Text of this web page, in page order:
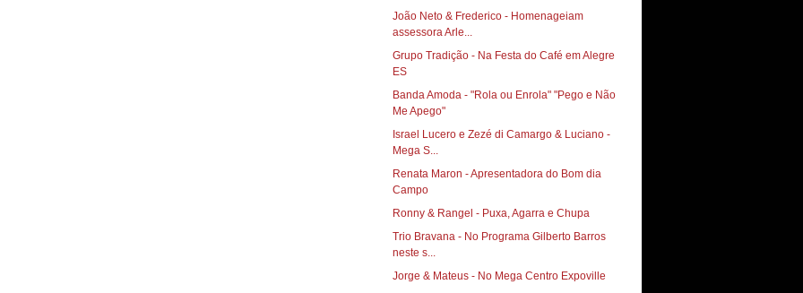
João Neto & Frederico - Homenageiam
assessora Arle...
Grupo Tradição - Na Festa do Café em Alegre
ES
Banda Amoda - "Rola ou Enrola" "Pego e Não
Me Apego"
Israel Lucero e Zezé di Camargo & Luciano -
Mega S...
Renata Maron - Apresentadora do Bom dia
Campo
Ronny & Rangel - Puxa, Agarra e Chupa
Trio Bravana - No Programa Gilberto Barros
neste s...
Jorge & Mateus - No Mega Centro Expoville